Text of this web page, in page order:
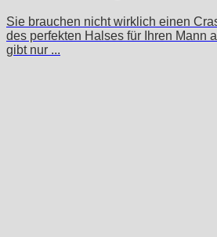
Sie brauchen nicht wirklich einen
des perfekten Halses für Ihren Mann
gibt nur ...